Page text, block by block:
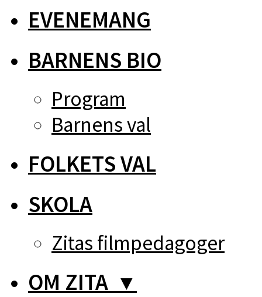
EVENEMANG
BARNENS BIO
Program
Barnens val
FOLKETS VAL
SKOLA
Zitas filmpedagoger
OM ZITA ▼